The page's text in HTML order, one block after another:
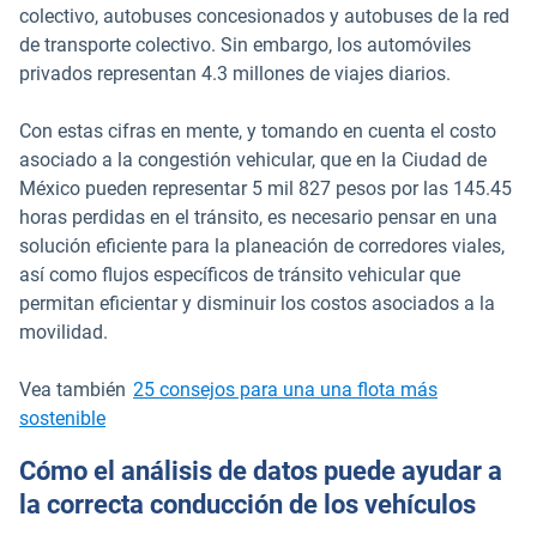
colectivo, autobuses concesionados y autobuses de la red
de transporte colectivo. Sin embargo, los automóviles
privados representan 4.3 millones de viajes diarios.
Con estas cifras en mente, y tomando en cuenta el costo
asociado a la congestión vehicular, que en la Ciudad de
México pueden representar 5 mil 827 pesos por las 145.45
horas perdidas en el tránsito, es necesario pensar en una
solución eficiente para la planeación de corredores viales,
así como flujos específicos de tránsito vehicular que
permitan eficientar y disminuir los costos asociados a la
movilidad.
Vea también 25 consejos para una una flota más
sostenible
Cómo el análisis de datos puede ayudar a
la correcta conducción de los vehículos